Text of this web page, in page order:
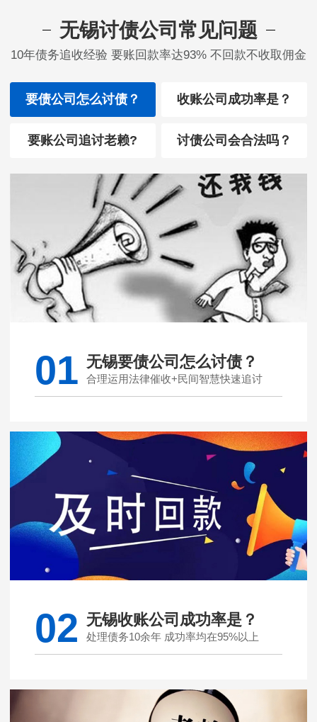
无锡讨债公司常见问题
10年债务追收经验 要账回款率达93% 不回款不收取佣金
要债公司怎么讨债？ 收账公司成功率是？
要账公司追讨老赖? 讨债公司会合法吗？
01 无锡要债公司怎么讨债？
合理运用法律催收+民间智慧快速追讨
02 无锡收账公司成功率是？
处理债务10余年 成功率均在95%以上